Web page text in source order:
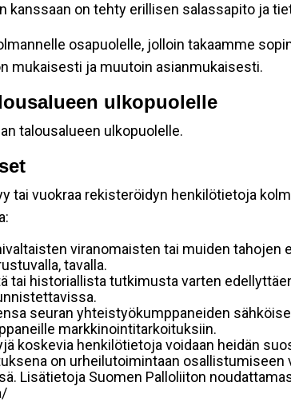
kanssaan on tehty erillisen salassapito ja
osapuolelle, jolloin takaamme
mukaisesti ja muutoin asianmukaisesti.
ulkopuolelle
talousalueen ulkopuolelle.
tai vuokraa rekisteröidyn henkilötietoja
viranomaisten tai muiden tahojen
tavalla.
tai historiallista tutkimusta varten
seuran yhteistyökumppaneiden
markkinointitarkoituksiin.
koskevia henkilötietoja voidaan heidän
on urheilutoimintaan
Lisätietoja Suomen Palloliiton